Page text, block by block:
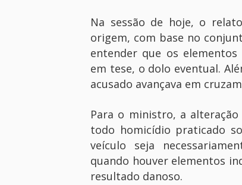
Na sessão de hoje, o
origem, com base no
entender que os
em tese, o dolo eventual.
acusado avançava em
Para o ministro, a
todo homicídio praticado
veículo seja
quando houver elementos
resultado danoso.